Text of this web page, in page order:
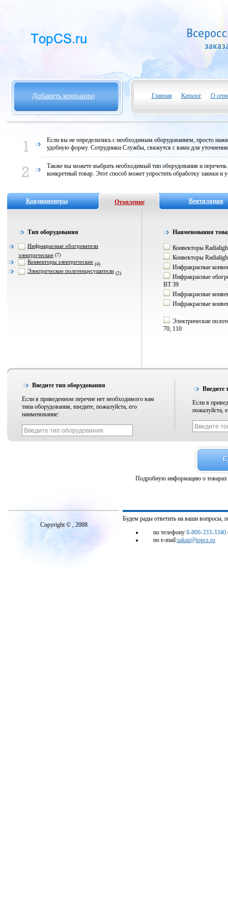
Добавить компанию Главная Каталог О
Если вы не определились с необходимым оборудованием, просто
удобную форму. Сотрудники Службы, свяжутся с вами для
Также вы можете выбрать необходимый тип оборудования и
конкретный товар. Этот способ может упростить обработку заявки и
Кондиционеры Отопление Вентиляция
Тип оборудования
Инфракрасные обогреватели
электрические (7)
Конвекторы электрические (4)
Электрические полотенцесушители (2)
Наименования
Конвекторы
Конвекторы
Инфракрасные
Инфракрасные
BT 39
Инфракрасные
Инфракрасные
Электрические
70; 110
Введите тип оборудования
Если в приведенном перечне нет необходимого вам
типа оборудования, введите, пожалуйста, его
наименование:
Введите
Если в
пожалуйста,
Подробную информацию о товарах
Copyright © , 2008
Будем рады ответить на ваши вопросы,
по телефону 8-800-333-3340
по e-mail:zakaz@topcs.ru